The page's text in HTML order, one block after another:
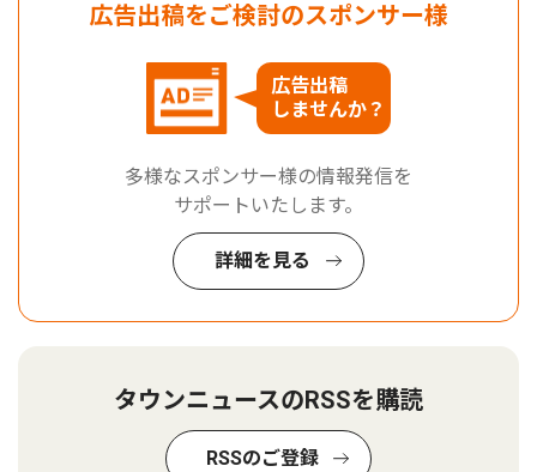
広告出稿をご検討のスポンサー様
広告出稿
しませんか？
多様なスポンサー様の情報発信を
サポートいたします。
詳細を見る
タウンニュースのRSSを購読
RSSのご登録